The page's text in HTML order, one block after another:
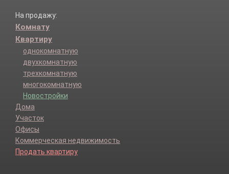
На продажу:
Комнату
Квартиру
однокомнатную
двухкомнатную
трехкомнатную
многокомнатную
Новостройки
Дома
Участок
Офисы
Коммерческая недвижимость
Продать квартиру